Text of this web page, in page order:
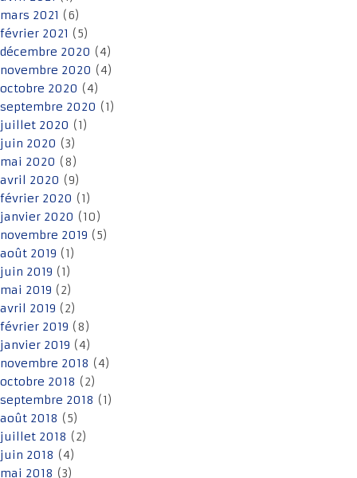
mars 2021 (6)
février 2021 (5)
décembre 2020 (4)
novembre 2020 (4)
octobre 2020 (4)
septembre 2020 (1)
juillet 2020 (1)
juin 2020 (3)
mai 2020 (8)
avril 2020 (9)
février 2020 (1)
janvier 2020 (10)
novembre 2019 (5)
août 2019 (1)
juin 2019 (1)
mai 2019 (2)
avril 2019 (2)
février 2019 (8)
janvier 2019 (4)
novembre 2018 (4)
octobre 2018 (2)
septembre 2018 (1)
août 2018 (5)
juillet 2018 (2)
juin 2018 (4)
mai 2018 (3)